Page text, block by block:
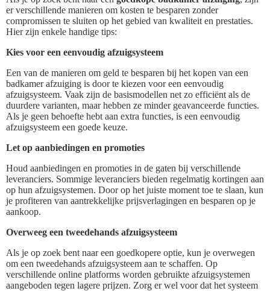
er verschillende manieren om kosten te besparen zonder
compromissen te sluiten op het gebied van kwaliteit en prestaties.
Hier zijn enkele handige tips:
Kies voor een eenvoudig afzuigsysteem
Een van de manieren om geld te besparen bij het kopen van een
badkamer afzuiging is door te kiezen voor een eenvoudig
afzuigsysteem. Vaak zijn de basismodellen net zo efficiënt als de
duurdere varianten, maar hebben ze minder geavanceerde functies.
Als je geen behoefte hebt aan extra functies, is een eenvoudig
afzuigsysteem een goede keuze.
Let op aanbiedingen en promoties
Houd aanbiedingen en promoties in de gaten bij verschillende
leveranciers. Sommige leveranciers bieden regelmatig kortingen aan
op hun afzuigsystemen. Door op het juiste moment toe te slaan, kun
je profiteren van aantrekkelijke prijsverlagingen en besparen op je
aankoop.
Overweeg een tweedehands afzuigsysteem
Als je op zoek bent naar een goedkopere optie, kun je overwegen
om een tweedehands afzuigsysteem aan te schaffen. Op
verschillende online platforms worden gebruikte afzuigsystemen
aangeboden tegen lagere prijzen. Zorg er wel voor dat het systeem